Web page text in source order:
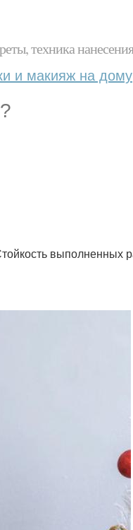
техника нанесения
и макияж на дому
выполненных